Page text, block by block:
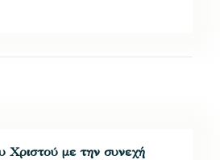
Χριστού με την συνεχή